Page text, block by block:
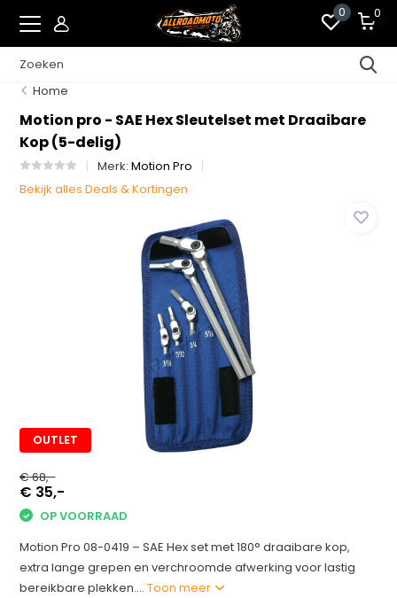
0 0
Home
Motion pro - SAE Hex Sleutelset met Draaibare
Kop (5-delig)
Merk:Motion Pro
Bekijk alles Deals & Kortingen
OUTLET
€ 68,-
€ 35,-
OP VOORRAAD
Motion Pro 08-0419 – SAE Hex set met 180° draaibare kop,
extra lange grepen en verchroomde afwerking voor lastig
bereikbare plekken....Toon meer